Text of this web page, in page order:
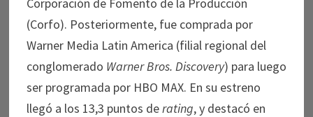
(Corfo). Posteriormente, fue comprada por
Warner Media Latin America (filial regional del
conglomerado Warner Bros. Discovery) para luego
ser programada por HBO MAX. En su estreno
llegó a los 13,3 puntos derating, y destacó en